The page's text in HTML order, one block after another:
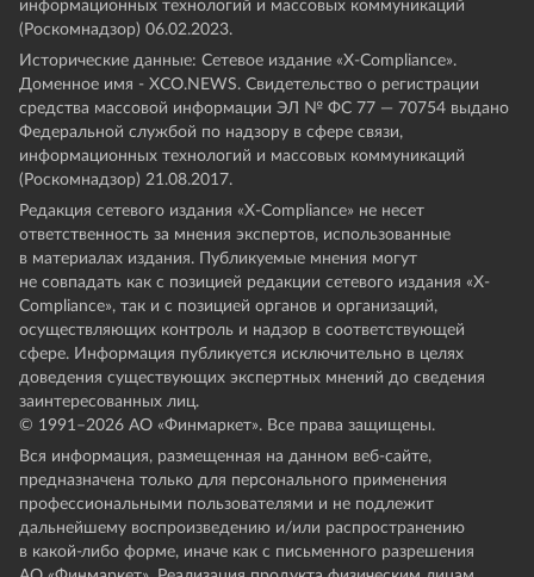
информационных технологий и массовых коммуникаций
(Роскомнадзор) 06.02.2023.
Исторические данные: Сетевое издание «Х-Compliance».
Доменное имя - XCO.NEWS. Свидетельство о регистрации
средства массовой информации ЭЛ № ФС 77 — 70754 выдано
Федеральной службой по надзору в сфере связи,
информационных технологий и массовых коммуникаций
(Роскомнадзор) 21.08.2017.
Редакция сетевого издания «X-Compliance» не несет
ответственность за мнения экспертов, использованные
в материалах издания. Публикуемые мнения могут
не совпадать как с позицией редакции сетевого издания «X-
Compliance», так и с позицией органов и организаций,
осуществляющих контроль и надзор в соответствующей
сфере. Информация публикуется исключительно в целях
доведения существующих экспертных мнений до сведения
заинтересованных лиц.
© 1991–2026 АО «Финмаркет». Все права защищены.
Вся информация, размещенная на данном веб-сайте,
предназначена только для персонального применения
профессиональными пользователями и не подлежит
дальнейшему воспроизведению и/или распространению
в какой-либо форме, иначе как с письменного разрешения